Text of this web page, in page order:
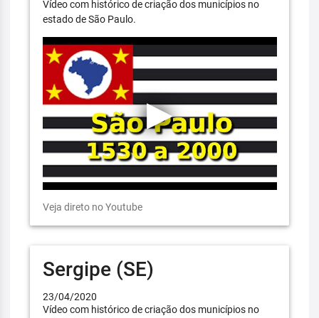
Vídeo com histórico de criação dos municípios no
estado de São Paulo.
Veja direto no Youtube
Sergipe (SE)
23/04/2020
Vídeo com histórico de criação dos municípios no